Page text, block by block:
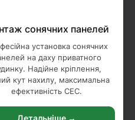
сонячних панелей
установка сонячних
на даху приватного
Надійне кріплення,
кут нахилу, максимальна
ефективність СЕС.
Детальніше →